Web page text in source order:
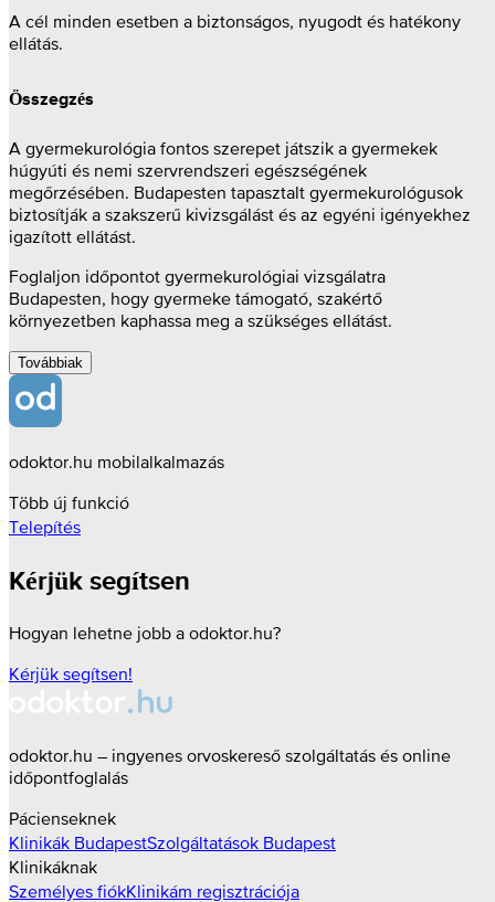
A cél minden esetben a biztonságos, nyugodt és hatékony
ellátás.
Összegzés
A gyermekurológia fontos szerepet játszik a gyermekek
húgyúti és nemi szervrendszeri egészségének
megőrzésében. Budapesten tapasztalt gyermekurológusok
biztosítják a szakszerű kivizsgálást és az egyéni igényekhez
igazított ellátást.
Foglaljon időpontot gyermekurológiai vizsgálatra
Budapesten, hogy gyermeke támogató, szakértő
környezetben kaphassa meg a szükséges ellátást.
Továbbiak
odoktor.hu mobilalkalmazás
Több új funkció
Telepítés
Kérjük segítsen
Hogyan lehetne jobb a odoktor.hu?
Kérjük segítsen!
odoktor.hu – ingyenes orvoskereső szolgáltatás és online
időpontfoglalás
Pácienseknek
Klinikák BudapestSzolgáltatások Budapest
Klinikáknak
Személyes fiókKlinikám regisztrációja